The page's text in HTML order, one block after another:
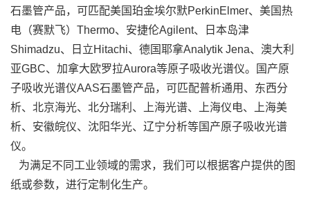
石墨管产品，可匹配美国珀金埃尔默PerkinElmer、美国热
电（赛默飞）Thermo、安捷伦Agilent、日本岛津
Shimadzu、日立Hitachi、德国耶拿Analytik Jena、澳大利
亚GBC、加拿大欧罗拉Aurora等原子吸收光谱仪。国产原
子吸收光谱仪AAS石墨管产品，可匹配普析通用、东西分
析、北京海光、北分瑞利、上海光谱、上海仪电、上海美
析、安徽皖仪、沈阳华光、辽宁分析等国产原子吸收光谱
仪。
为满足不同工业领域的需求，我们可以根据客户提供的图
纸或参数，进行定制化生产。